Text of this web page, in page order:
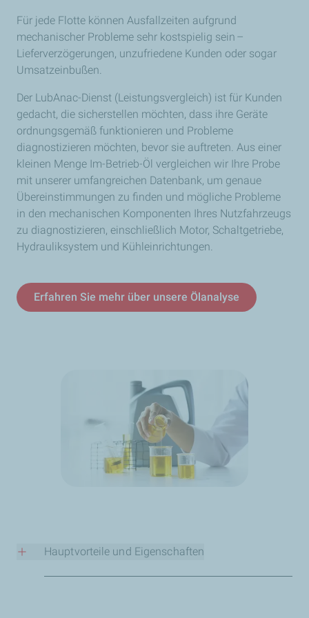
Für jede Flotte können Ausfallzeiten aufgrund
mechanischer Probleme sehr kostspielig sein –
Lieferverzögerungen, unzufriedene Kunden oder sogar
Umsatzeinbußen.
Der LubAnac-Dienst (Leistungsvergleich) ist für Kunden
gedacht, die sicherstellen möchten, dass ihre Geräte
ordnungsgemäß funktionieren und Probleme
diagnostizieren möchten, bevor sie auftreten. Aus einer
kleinen Menge Im-Betrieb-Öl vergleichen wir Ihre Probe
mit unserer umfangreichen Datenbank, um genaue
Übereinstimmungen zu finden und mögliche Probleme
in den mechanischen Komponenten Ihres Nutzfahrzeugs
zu diagnostizieren, einschließlich Motor, Schaltgetriebe,
Hydrauliksystem und Kühleinrichtungen.
Erfahren Sie mehr über unsere Ölanalyse
Hauptvorteile und Eigenschaften